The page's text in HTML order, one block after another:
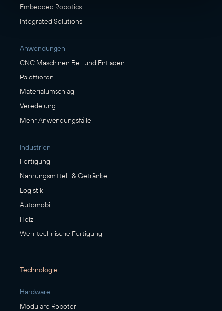
Embedded Robotics
Integrated Solutions
Anwendungen
CNC Maschinen Be- und Entladen
Palettieren
Materialumschlag
Veredelung
Mehr Anwendungsfälle
Industrien
Fertigung
Nahrungsmittel- & Getränke
Logistik
Automobil
Holz
Wehrtechnische Fertigung
Technologie
Hardware
Modulare Roboter